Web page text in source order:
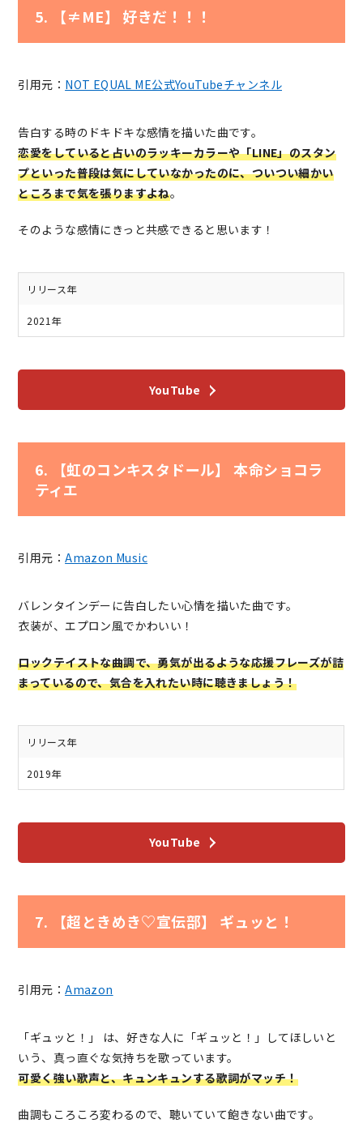
5. 【≠ME】 好きだ！！！
引用元： NOT EQUAL ME公式YouTubeチャンネル
告白する時のドキドキな感情を描いた曲です。
恋愛をしていると占いのラッキーカラーや「LINE」のスタン
プといった普段は気にしていなかったのに、ついつい細かい
ところまで気を張りますよね。
そのような感情にきっと共感できると思います！
リリース年
2021年
YouTube
6. 【虹のコンキスタドール】 本命ショコラ
ティエ
引用元：Amazon Music
バレンタインデーに告白したい心情を描いた曲です。
衣装が、エプロン風でかわいい！
ロックテイストな曲調で、勇気が出るような応援フレーズが詰
まっているので、気合を入れたい時に聴きましょう！
リリース年
2019年
YouTube
7. 【超ときめき♡宣伝部】 ギュッと！
引用元：Amazon
「ギュッと！」 は、好きな人に「ギュッと！」してほしいと
いう、真っ直ぐな気持ちを歌っています。
可愛く強い歌声と、キュンキュンする歌詞がマッチ！
曲調もころころ変わるので、聴いていて飽きない曲です。